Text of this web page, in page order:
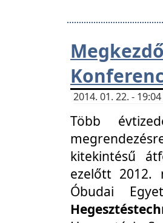
2014. 01. 22. -
Több
kitekintésű
ezelőtt 2012.
Óbudai